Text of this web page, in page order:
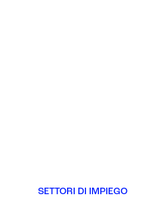
SETTORI DI IMPIEGO